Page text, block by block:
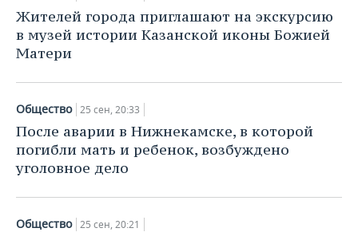
Жителей города приглашают на экскурсию
в музей истории Казанской иконы Божией
Матери
Общество 25 сен, 20:33
После аварии в Нижнекамске, в которой
погибли мать и ребенок, возбуждено
уголовное дело
Общество 25 сен, 20:21